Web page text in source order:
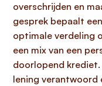
overschrijden en
gesprek bepaalt
optimale verdeling
een mix van een
doorlopend krediet.
lening verantwoord